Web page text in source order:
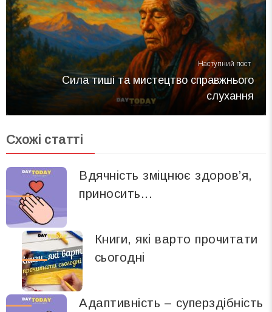
Наступний пост
Сила тиші та мистецтво справжнього
слухання
Схожі статті
Вдячність зміцнює здоров’я,
приносить...
Книги, які варто прочитати
сьогодні
​Адаптивність – суперздібність